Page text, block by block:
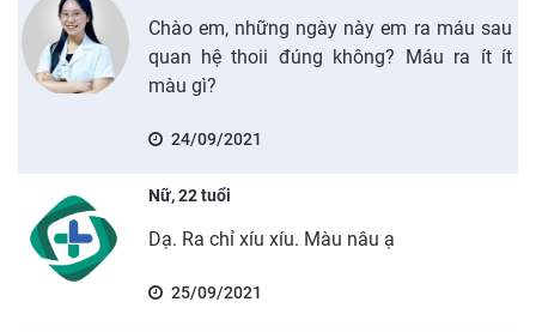
Chào em, những ngày này em ra máu sau
quan hệ thoii đúng không? Máu ra ít ít
màu gì?
24/09/2021
Nữ, 22 tuổi
Dạ. Ra chỉ xíu xíu. Màu nâu ạ
25/09/2021